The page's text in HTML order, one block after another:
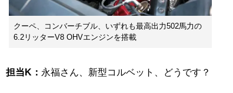
クーペ、コンバーチブル、いずれも最高出力502馬力の
6.2リッターV8 OHVエンジンを搭載
担当K： 永福さん、新型コルベット、どうです？